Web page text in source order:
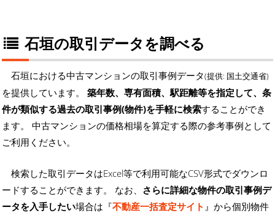
石垣の取引データを調べる
石垣における中古マンションの取引事例データ(提供: 国土交通省)
を提供しています。 築年数、専有面積、駅距離等を指定して、条
件が類似する過去の取引事例(物件)を手軽に検索することができ
ます。 中古マンションの価格相場を算定する際の参考事例として
ご利用ください。
検索した取引データはExcel等で利用可能なCSV形式でダウンロ
ードすることができます。 なお、 さらに詳細な物件の取引事例デ
ータを入手したい場合は『不動産一括査定サイト 』から個別物件